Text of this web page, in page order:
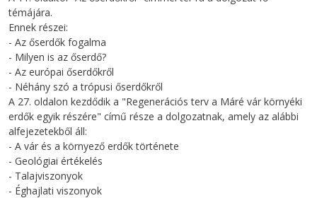
témájára.
Ennek részei:
- Az őserdők fogalma
- Milyen is az őserdő?
- Az európai őserdőkről
- Néhány szó a trópusi őserdőkről
A 27. oldalon kezdődik a "Regenerációs terv a Máré vár környéki
erdők egyik részére" című része a dolgozatnak, amely az alábbi
alfejezetekből áll:
- A vár és a környező erdők története
- Geológiai értékelés
- Talajviszonyok
- Éghajlati viszonyok